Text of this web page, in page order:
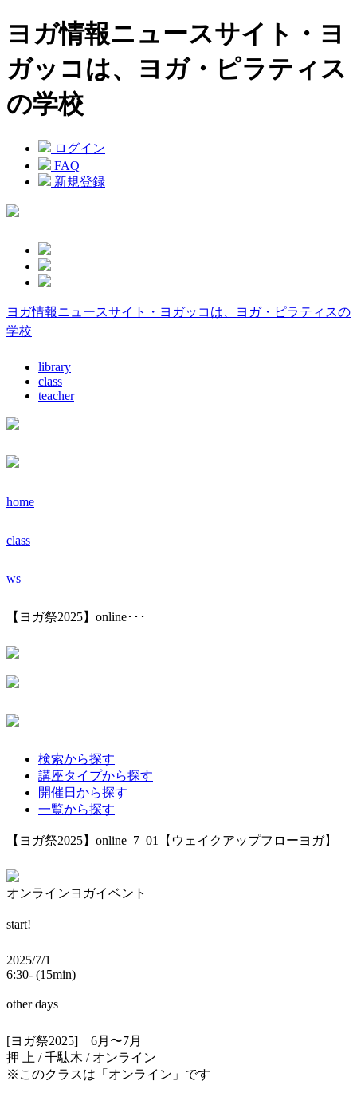
ヨガ情報ニュースサイト・ヨ
ガッコは、ヨガ・ピラティス
の学校
ログイン
FAQ
新規登録
ヨガ情報ニュースサイト・ヨガッコは、ヨガ・ピラティスの
学校
library
class
teacher
home
class
ws
【ヨガ祭2025】online･･･
検索から探す
講座タイプから探す
開催日から探す
一覧から探す
【ヨガ祭2025】online_7_01【ウェイクアップフローヨガ】
オンラインヨガイベント
start!
2025/7/1
6:30- (15min)
other days
[ヨガ祭2025] 6月〜7月
押 上 / 千駄木 / オンライン
※このクラスは「オンライン」です